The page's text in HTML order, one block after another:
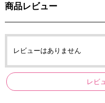
商品レビュー
レビューはありません
レビ